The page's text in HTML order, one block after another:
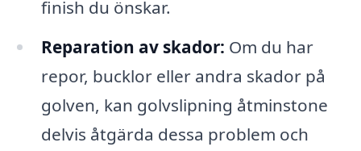
finish du önskar.
Reparation av skador: Om du har
repor, bucklor eller andra skador på
golven, kan golvslipning åtminstone
delvis åtgärda dessa problem och